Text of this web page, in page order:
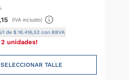
,15 (IVA incluido)
I de$ 18.416,52 con BBVA
unidades!
SELECCIONAR TALLE